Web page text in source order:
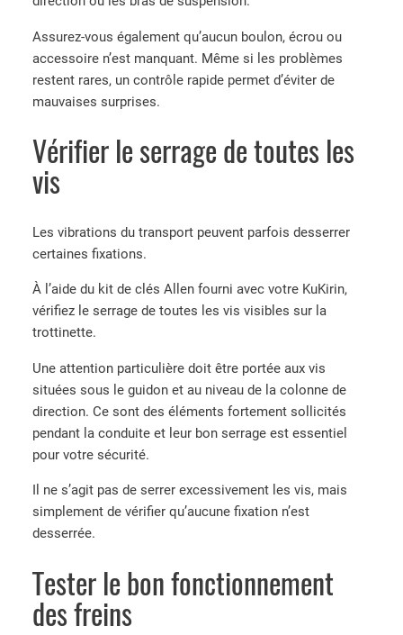
Assurez-vous également qu’aucun boulon, écrou ou
accessoire n’est manquant. Même si les problèmes
restent rares, un contrôle rapide permet d’éviter de
mauvaises surprises.
Vérifier le serrage de toutes les
vis
Les vibrations du transport peuvent parfois desserrer
certaines fixations.
À l’aide du kit de clés Allen fourni avec votre KuKirin,
vérifiez le serrage de toutes les vis visibles sur la
trottinette.
Une attention particulière doit être portée aux vis
situées sous le guidon et au niveau de la colonne de
direction. Ce sont des éléments fortement sollicités
pendant la conduite et leur bon serrage est essentiel
pour votre sécurité.
Il ne s’agit pas de serrer excessivement les vis, mais
simplement de vérifier qu’aucune fixation n’est
desserrée.
Tester le bon fonctionnement
des freins